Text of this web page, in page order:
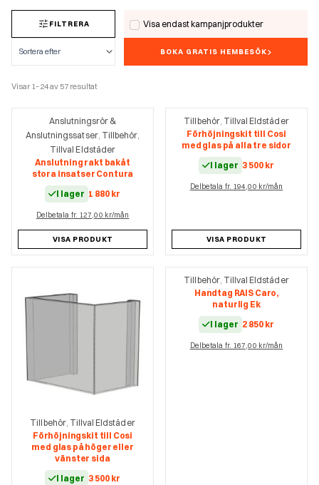
FILTRERA Visa endast kampanjprodukter
BOKA GRATIS HEMBESÖK
Visar 1–24 av 57 resultat
Anslutningsrör &
Anslutningssatser, Tillbehör,
Tillval Eldstäder
Anslutning rakt bakåt
stora insatser Contura
I lager 1 880 kr
Delbetala fr. 127,00 kr/mån
VISA PRODUKT
Tillbehör, Tillval Eldstäder
Förhöjningskit till Cosi
med glas på alla tre sidor
I lager 3 500 kr
Delbetala fr. 194,00 kr/mån
VISA PRODUKT
Tillbehör, Tillval Eldstäder
Förhöjningskit till Cosi
med glas på höger eller
vänster sida
I lager 3 500 kr
Tillbehör, Tillval Eldstäder
Handtag RAIS Caro,
naturlig Ek
I lager 2 850 kr
Delbetala fr. 167,00 kr/mån